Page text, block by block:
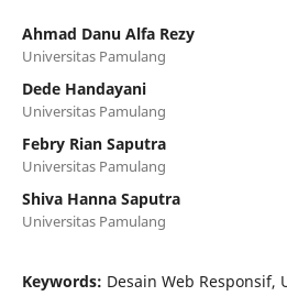
Ahmad Danu Alfa Rezy
Universitas Pamulang
Dede Handayani
Universitas Pamulang
Febry Rian Saputra
Universitas Pamulang
Shiva Hanna Saputra
Universitas Pamulang
Keywords: Desain Web Responsif,